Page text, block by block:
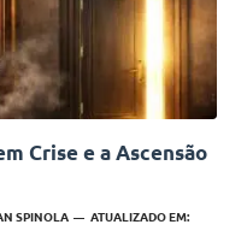
Crise e a Ascensão
SPINOLA
ATUALIZADO EM: